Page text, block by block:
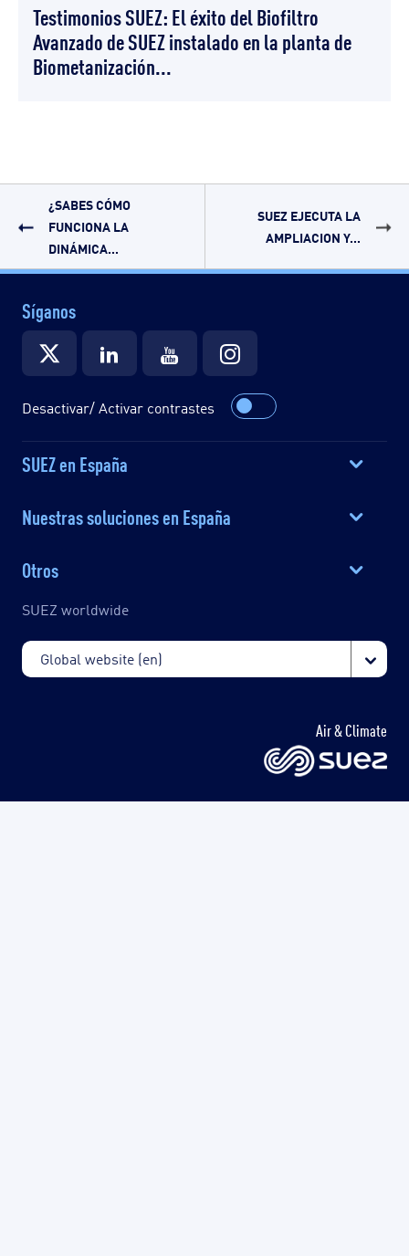
Testimonios SUEZ: El éxito del Biofiltro
Avanzado de SUEZ instalado en la planta de
Biometanización...
¿SABES CÓMO
FUNCIONA LA
DINÁMICA...
SUEZ EJECUTA LA
AMPLIACION Y...
Síganos
Desactivar/ Activar contrastes
SUEZ en España
Nuestras soluciones en España
Otros
SUEZ worldwide
Air & Climate